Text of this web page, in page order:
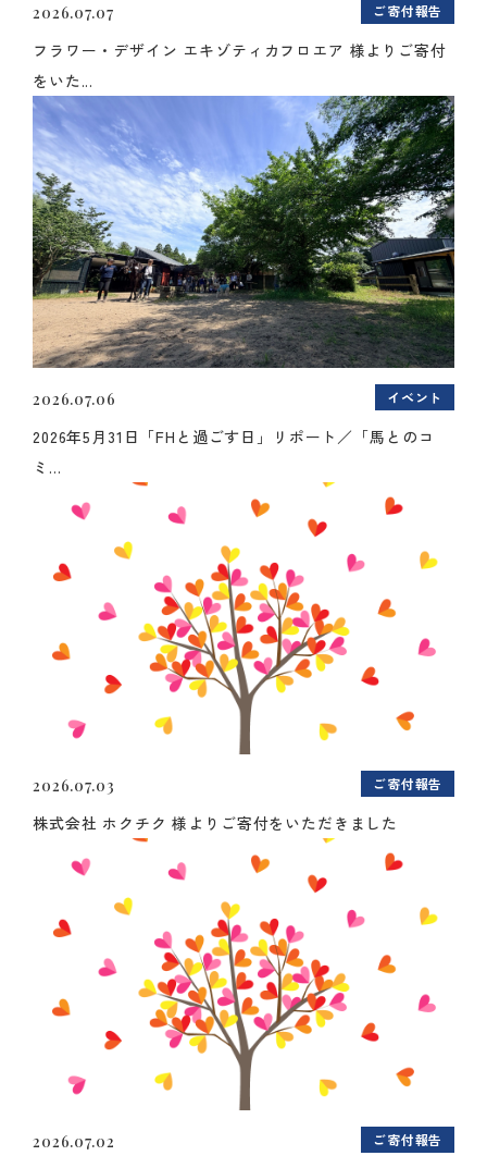
2026.07.07 ご寄付報告
フラワー・デザイン エキゾティカフロエア 様よりご寄付
をいた...
2026.07.06 イベント
2026年5月31日「FHと過ごす日」リポート／「馬とのコ
ミ...
2026.07.03 ご寄付報告
株式会社 ホクチク 様よりご寄付をいただきました
2026.07.02 ご寄付報告